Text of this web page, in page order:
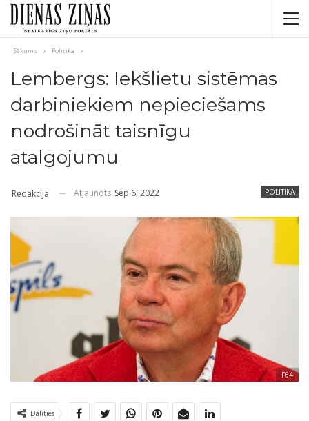
Sākums Politika
Lembergs: Iekšlietu sistēmas
darbiniekiem nepieciešams
nodrošināt taisnīgu
atalgojumu
POLITIKA
Redakcija Atjaunots Sep 6, 2022
F64
Dalīties